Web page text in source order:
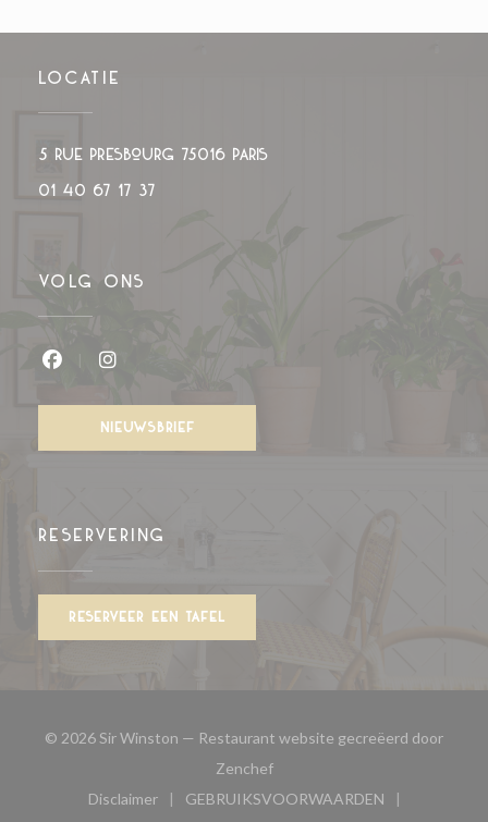
LOCATIE
5 rue Presbourg 75016 PARIS((opent in een nieuw
01 40 67 17 37
VOLG ONS
NIEUWSBRIEF
RESERVERING
RESERVEER EEN TAFEL
© 2026 Sir Winston — Restaurant website gecreëerd door
Zenchef((opent in een nieuw venster))
Disclaimer
((opent in een nieuw venster))
GEBRUIKSVOORWAARDEN
((opent in een nieuw